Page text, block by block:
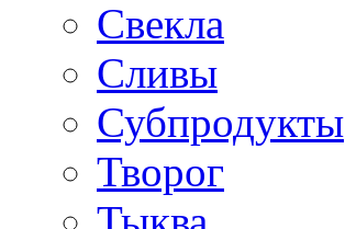
Свекла
Сливы
Субпродукты
Творог